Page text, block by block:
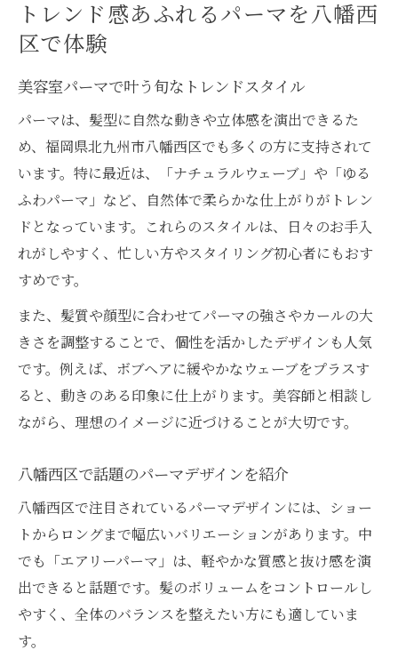
トレンド感あふれるパーマを八幡西
区で体験
美容室パーマで叶う旬なトレンドスタイル
パーマは、髪型に自然な動きや立体感を演出できるた
め、福岡県北九州市八幡西区でも多くの方に支持されて
います。特に最近は、「ナチュラルウェーブ」や「ゆる
ふわパーマ」など、自然体で柔らかな仕上がりがトレン
ドとなっています。これらのスタイルは、日々のお手入
れがしやすく、忙しい方やスタイリング初心者にもおす
すめです。
また、髪質や顔型に合わせてパーマの強さやカールの大
きさを調整することで、個性を活かしたデザインも人気
です。例えば、ボブヘアに緩やかなウェーブをプラスす
ると、動きのある印象に仕上がります。美容師と相談し
ながら、理想のイメージに近づけることが大切です。
八幡西区で話題のパーマデザインを紹介
八幡西区で注目されているパーマデザインには、ショー
トからロングまで幅広いバリエーションがあります。中
でも「エアリーパーマ」は、軽やかな質感と抜け感を演
出できると話題です。髪のボリュームをコントロールし
やすく、全体のバランスを整えたい方にも適していま
す。